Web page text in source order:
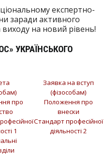
експертно-
заради активного
на новий рівень!
УКРАЇНСЬКОГО
Заявка на вступ
(фізособам)
про
Положення про
внески
1
Стандарт професійної
діяльності 2